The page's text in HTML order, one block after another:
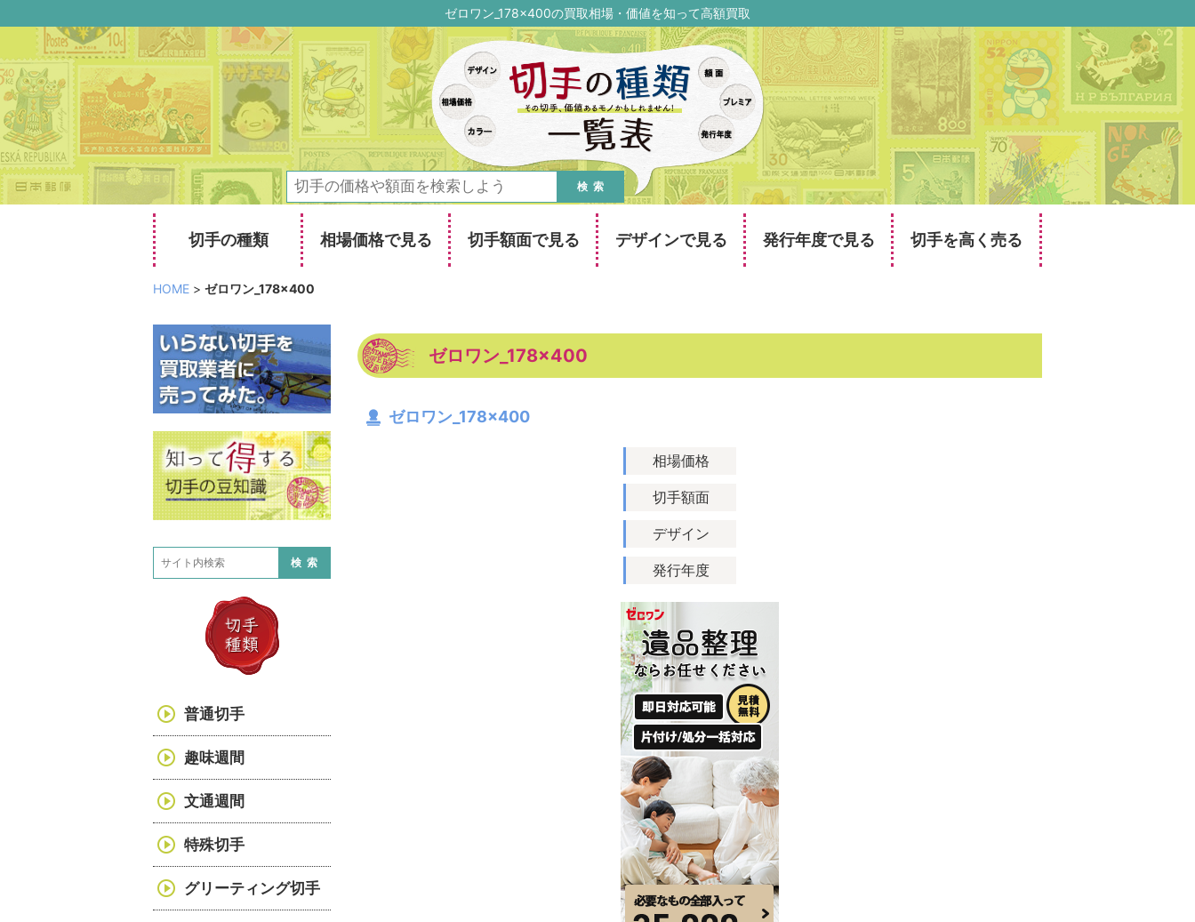
ゼロワン_178×400の買取相場・価値を知って高額買取
検索
切手の種類 相場価格で見る 切手額面で見る デザインで見る 発行年度で見る 切手を高く売る
HOME > ゼロワン_178×400
ゼロワン_178×400
ゼロワン_178×400
相場価格
切手額面
デザイン
発行年度
検索
普通切手
趣味週間
文通週間
特殊切手
グリーティング切手